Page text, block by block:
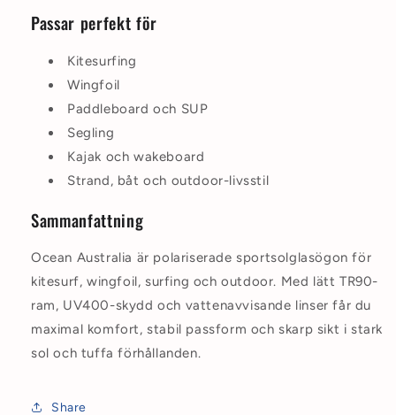
Passar perfekt för
Kitesurfing
Wingfoil
Paddleboard och SUP
Segling
Kajak och wakeboard
Strand, båt och outdoor-livsstil
Sammanfattning
Ocean Australia är polariserade sportsolglasögon för
kitesurf, wingfoil, surfing och outdoor. Med lätt TR90-
ram, UV400-skydd och vattenavvisande linser får du
maximal komfort, stabil passform och skarp sikt i stark
sol och tuffa förhållanden.
Share